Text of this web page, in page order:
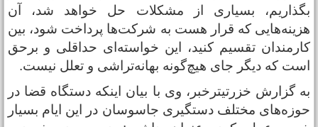
بسیاری از مشکلات حل خواهد شد، آن
که قرار هست به شرکت‌ها پرداخت شود، بین
تقسیم کنید، این خواسته‌ای حداقلی و برحق
که دیگر جای هیچ‌گونه بهانه‌تراشی و تعلل نیست.
گزارش خزرتیترخبر، وی با بیان اینکه دستگاه قضا در
مختلف دستگیری جاسوسان در این ایام بسیار